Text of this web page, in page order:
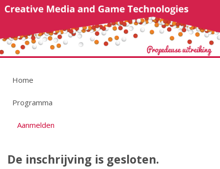
Home
Programma
Aanmelden
De inschrijving is gesloten.